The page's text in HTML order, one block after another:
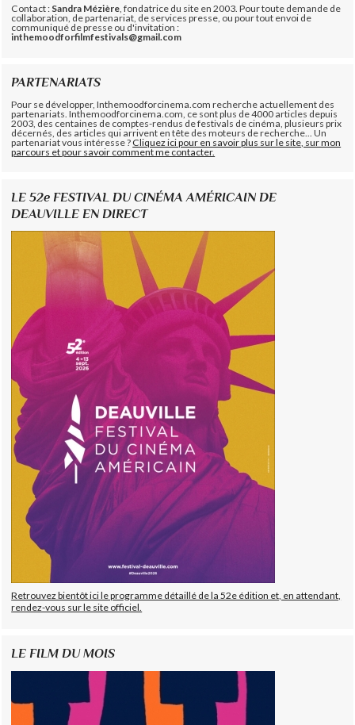
Contact : Sandra Mézière , fondatrice du site en 2003. Pour toute demande de
collaboration, de partenariat, de services presse, ou pour tout envoi de
communiqué de presse ou d'invitation :
inthemoodforfilmfestivals@gmail.com
PARTENARIATS
Pour se développer, Inthemoodforcinema.com recherche actuellement des
partenariats. Inthemoodforcinema.com, ce sont plus de 4000 articles depuis
2003, des centaines de comptes-rendus de festivals de cinéma, plusieurs prix
décernés, des articles qui arrivent en tête des moteurs de recherche... Un
partenariat vous intéresse ?Cliquez ici pour en savoir plus sur le site, sur mon
parcours et pour savoir comment me contacter.
LE 52e FESTIVAL DU CINÉMA AMÉRICAIN DE
DEAUVILLE EN DIRECT
Retrouvez bientôt ici le programme détaillé de la 52e édition et, en attendant,
rendez-vous sur le site officiel.
LE FILM DU MOIS